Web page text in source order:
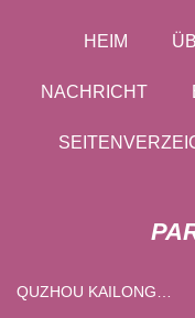
HEIM
NACHRICHT
QUZHOU KAILONG